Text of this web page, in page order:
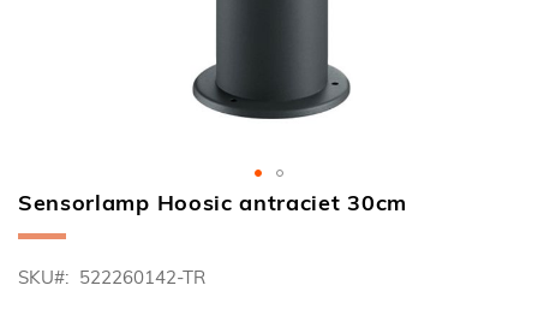
Ga
naar
begin
Sensorlamp Hoosic antraciet 30cm
SKU 522260142-TR